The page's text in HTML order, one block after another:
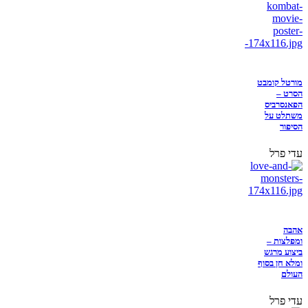
מורטל קומבט
הסרט –
הפאנסרביס
משתלט על
הסיפור
עדי פרל
אהבה
ומפלצות –
ביצוע מרגש
ומלא חן בסוף
העולם
עדי פרל